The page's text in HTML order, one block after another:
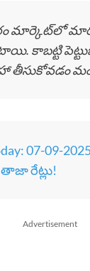
మార్కెట్‌లో
కాబట్టి
తీసుకోవడం
07-09-
రేట్లు!
Advertisement